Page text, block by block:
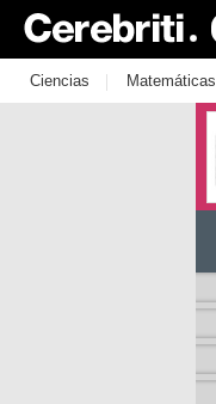
Ciencias | Matemáticas